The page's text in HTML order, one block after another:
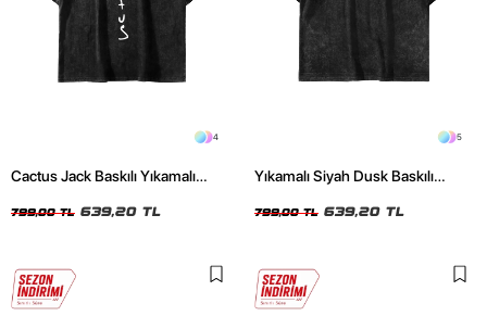
4
Cactus Jack Baskılı Yıkamalı
799,00 TL 639,20 TL
5
Yıkamalı Siyah Dusk Baskılı
799,00 TL 639,20 TL